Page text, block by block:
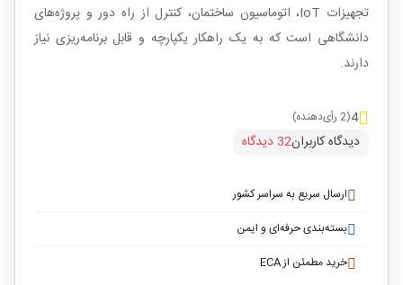
تجهیزات IoT، اتوماسیون ساختمان، کنترل از راه دور و پروژه‌های
دانشگاهی است که به یک راهکار یکپارچه و قابل برنامه‌ریزی نیاز
دارند.
4(2 رأی‌دهنده)
دیدگاه کاربران32 دیدگاه
ارسال سریع به سراسر کشور
بسته‌بندی حرفه‌ای و ایمن
خرید مطمئن از ECA